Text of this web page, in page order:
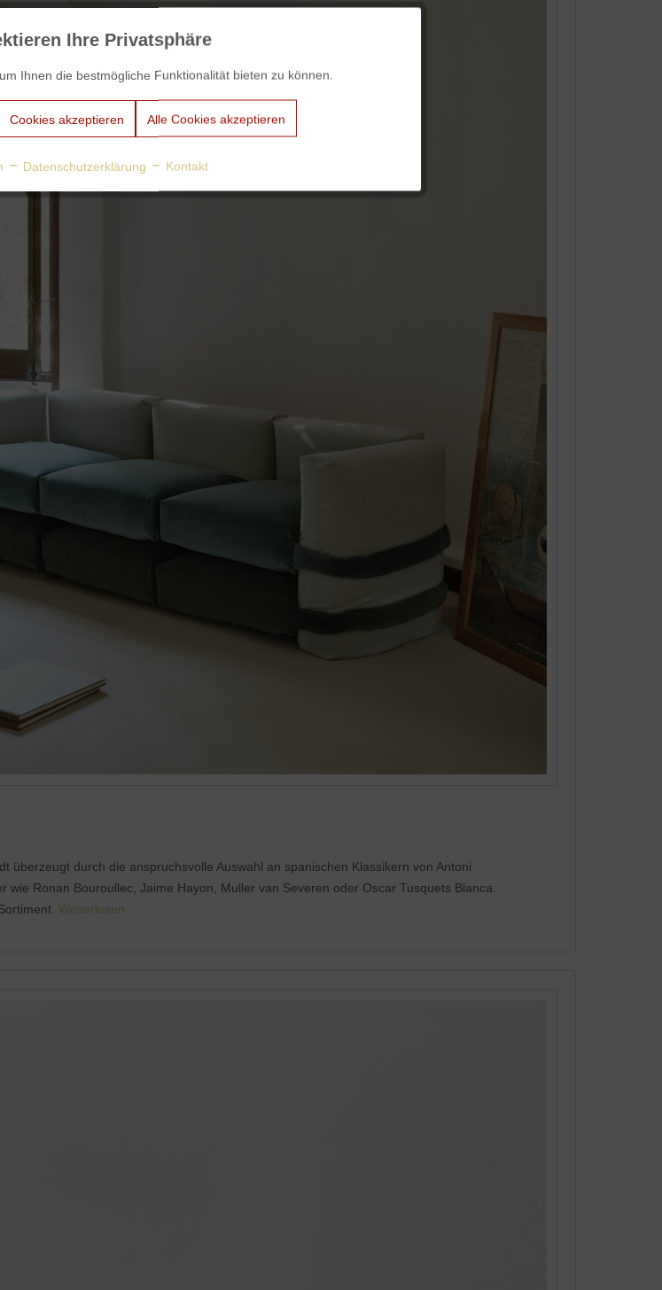
durch die anspruchsvolle Auswahl an spanischen Klassikern von Antoni
Ronan Bouroullec, Jaime Hayon, Muller van Severen oder Oscar Tusquets Blanca.
Weiterlesen
Ihre Privatsphäre
Ihnen die bestmögliche Funktionalität bieten zu können.
Cookies akzeptieren Alle Cookies akzeptieren
Datenschutzerklärung Kontakt